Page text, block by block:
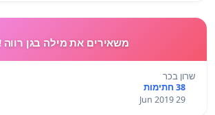
משאירים את מילה בגן רווה !!!
שרון בכר
38 חתימות
29 Jun 2019